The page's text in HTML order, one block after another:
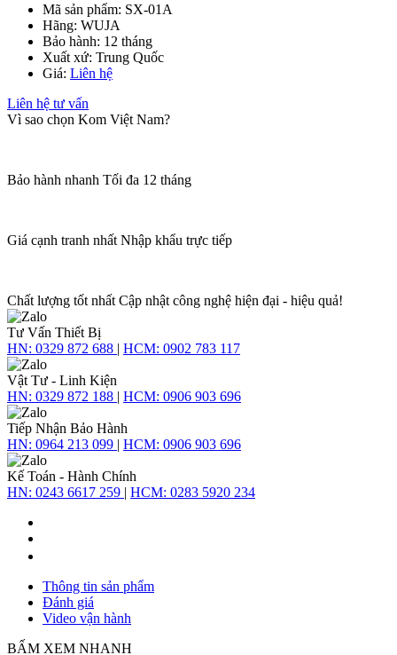
Mã sản phẩm: SX-01A
Hãng: WUJA
Bảo hành: 12 tháng
Xuất xứ: Trung Quốc
Giá: Liên hệ
Liên hệ tư vấn
Vì sao chọn Kom Việt Nam?
Bảo hành nhanh Tối đa 12 tháng
Giá cạnh tranh nhất Nhập khẩu trực tiếp
Chất lượng tốt nhất Cập nhật công nghệ hiện đại - hiệu quả!
Tư Vấn Thiết Bị
HN: 0329 872 688 | HCM: 0902 783 117
Vật Tư - Linh Kiện
HN: 0329 872 188 | HCM: 0906 903 696
Tiếp Nhận Bảo Hành
HN: 0964 213 099 | HCM: 0906 903 696
Kế Toán - Hành Chính
HN: 0243 6617 259 | HCM: 0283 5920 234
Thông tin sản phẩm
Đánh giá
Video vận hành
BẤM XEM NHANH